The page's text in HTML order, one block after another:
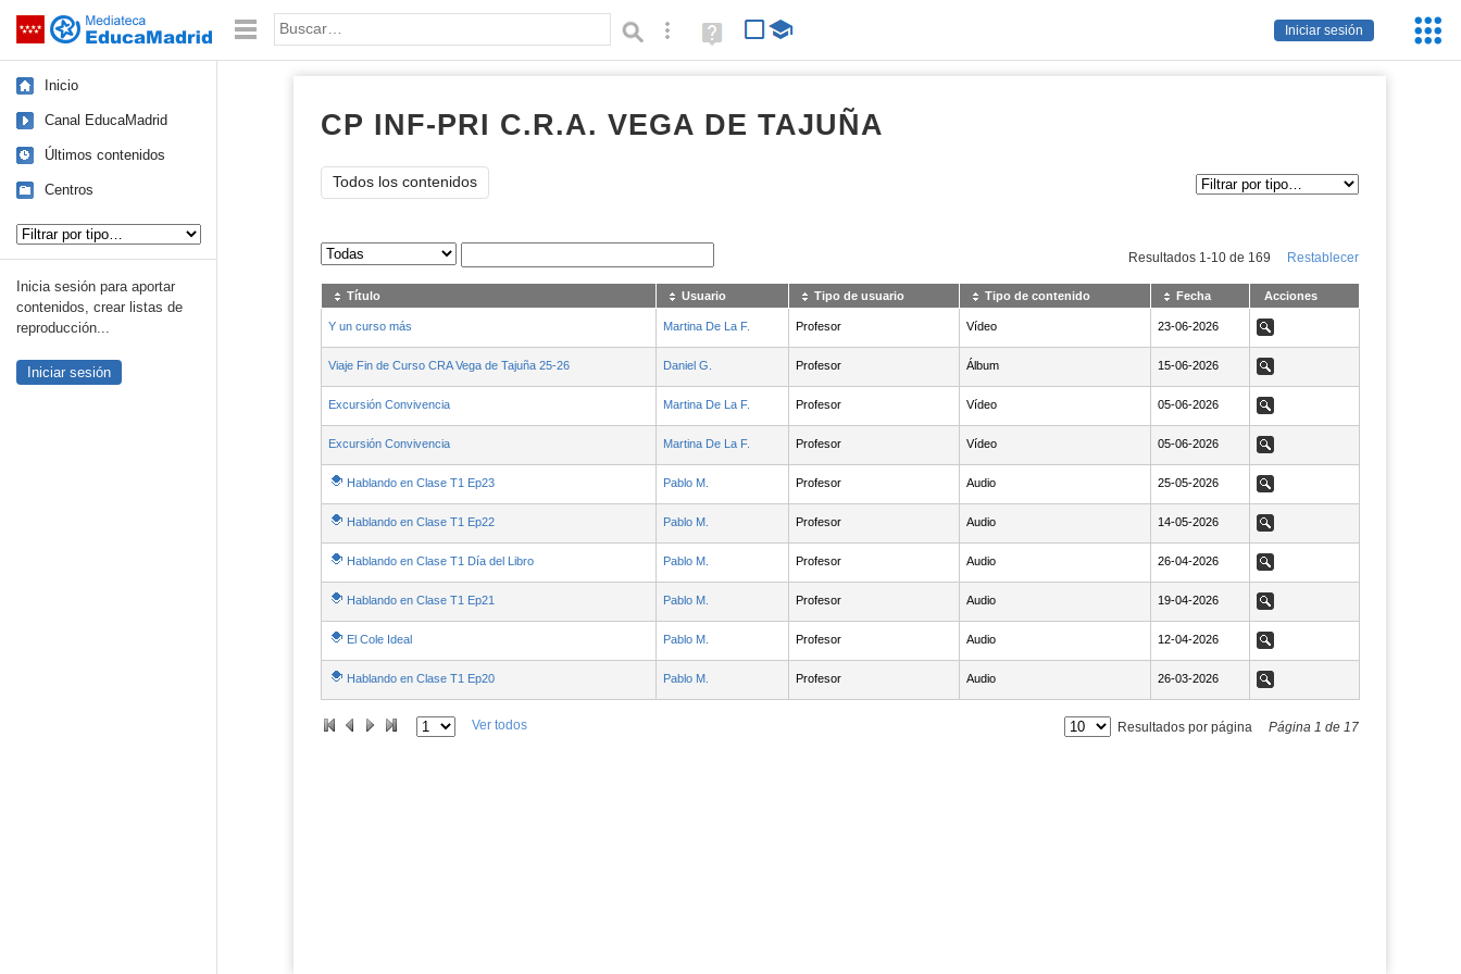
Saltar navegación
Iniciar sesión
Palabra o frase: Búsqueda avanzada
Ayuda
(en
Inicio
Canal EducaMadrid
Últimos contenidos
Centros
Inicia sesión para aportar
contenidos, crear listas de
reproducción...
Iniciar sesión
CP INF-PRI C.R.A. VEGA DE TAJUÑA
Todos los contenidos
Sus archivos Resultados 1 -10de 169 Restablecer
Título Usuario Tipo de usuario Tipo de contenido Fecha Acciones
Y un curso más Martina De La F. Profesor Vídeo NaN23-06-2026
23-06-2026 Ver
Viaje Fin de Curso CRA Vega de Tajuña 25-26 Daniel G. Profesor Álbum NaN15-06-2026
15-06-2026 Ver
Excursión Convivencia Martina De La F. Profesor Vídeo NaN05-06-2026
05-06-2026 Ver
Excursión Convivencia Martina De La F. Profesor Vídeo NaN05-06-2026
05-06-2026 Ver
Hablando en Clase T1 Ep23 Pablo M. Profesor Audio NaN25-05-2026
25-05-2026 Ver
Hablando en Clase T1 Ep22 Pablo M. Profesor Audio NaN14-05-2026
14-05-2026 Ver
Hablando en Clase T1 Día del Libro Pablo M. Profesor Audio NaN26-04-2026
26-04-2026 Ver
Hablando en Clase T1 Ep21 Pablo M. Profesor Audio NaN19-04-2026
19-04-2026 Ver
El Cole Ideal Pablo M. Profesor Audio NaN12-04-2026
12-04-2026 Ver
Hablando en Clase T1 Ep20 Pablo M. Profesor Audio NaN26-03-2026
26-03-2026 Ver
Ver todos Resultados por página Página 1 de 17